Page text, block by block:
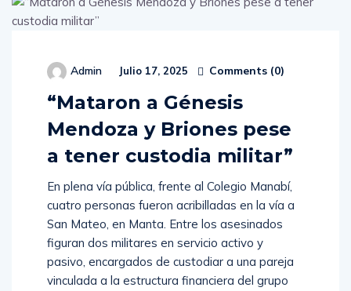
Admin Julio 17, 2025 Comments (0)
“Mataron a Génesis
Mendoza y Briones pese
a tener custodia militar”
En plena vía pública, frente al Colegio Manabí,
cuatro personas fueron acribilladas en la vía a
San Mateo, en Manta. Entre los asesinados
figuran dos militares en servicio activo y
pasivo, encargados de custodiar a una pareja
vinculada a la estructura financiera del grupo